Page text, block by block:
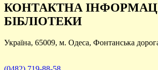
КОНТАКТНА
БІБЛІОТЕКИ
Україна, 65009, м. Одеса, Фонтанська